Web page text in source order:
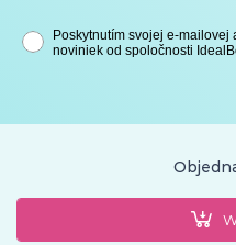
Poskytnutím svojej e-
noviniek od spoločnosti